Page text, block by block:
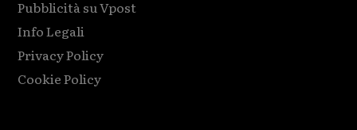
Pubblicità su Vpost
Info Legali
Privacy Policy
Cookie Policy